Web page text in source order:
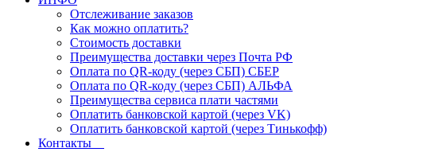
Отслеживание заказов
Как можно оплатить?
Стоимость доставки
Преимущества доставки через Почта РФ
Оплата по QR-коду (через СБП) СБЕР
Оплата по QR-коду (через СБП) АЛЬФА
Преимущества сервиса плати частями
Оплатить банковской картой (через VK)
Оплатить банковской картой (через Тинькофф)
Контакты